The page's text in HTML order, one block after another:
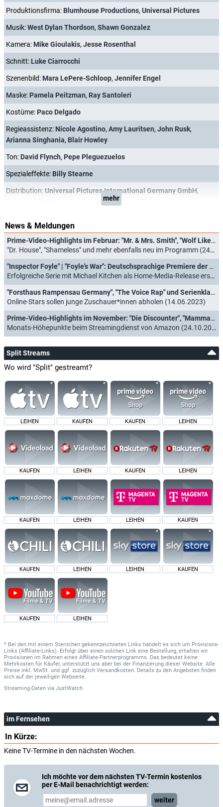
Produktionsfirma: Blumhouse Productions, Universal Pictures
Musik:West Dylan Thordson, Shawn Gonzalez
Kamera: Mike Gioulakis, Jesse Rosenthal
Schnitt: Luke Ciarrocchi
Szenenbild: Mara LePere-Schloop, Jennifer Engel
Maske: Pamela Peitzman, Ray Santoleri
Kostüme: Paco Delgado
Regieassistenz: Nicole Agostino, Amy Lauritsen, John Rusk,
Arianna Singhania, Blair Howley
Ton: David Flynch, Pepe Pleguezuelos
Spezialeffekte: Billy Stearne
Distribution:Universal Pictures International Germany GmbH,
Universal Pictures International,Universal Pictures
mehr
News & Meldungen
Prime-Video-Highlights im Februar: "Mr. & Mrs. Smith", "Wolf Like Me" und "Teddy Teclebrhan Show"
"Dr. House", "Shameless" und mehr ebenfalls neu im Programm (24.01.2024)
"Inspector Foyle" | "Foyle's War": Deutschsprachige Premiere der ausgezeichneten britischen Retro-Krimiserie
Erfolgreiche Serie mit Michael Kitchen als Home-Media-Release erschienen (10.11.2023)
"Forsthaus Rampensau Germany", "The Voice Rap" und Serienklassiker zum Bingen: Joyn Programm-Highlights 2023/24
Online-Stars sollen junge Zuschauer*innen abholen (14.06.2023)
Prime-Video-Highlights im November: "Die Discounter", "Mammals" und "Love Addicts"
Monats-Höhepunkte beim Streamingdienst von Amazon (24.10.2022)
Split Streams
Wo wird "Split" gestreamt?
LEIHEN KAUFEN KAUFEN LEIHEN
KAUFEN LEIHEN KAUFEN LEIHEN
KAUFEN LEIHEN LEIHEN KAUFEN
KAUFEN LEIHEN LEIHEN KAUFEN
KAUFEN LEIHEN
* Bei den mit einem Sternchen gekennzeichneten Links handelt es sich um Provisions-
Links (Affiliate-Links). Erfolgt über einen solchen Link eine Bestellung, erhalten wir
Provisionen im Rahmen eines Affiliate-Partnerprogramms. Das bedeutet keine
Mehrkosten für Käufer, unterstützt uns aber bei der Finanzierung dieser Website. Alle
Preise inkl. MwSt. und ggf. zuzüglich Versandkosten. Details zu den Angeboten finden
sich auf der jeweiligen Webseite.
Streaming-Daten via JustWatch.
im Fernsehen
In Kürze:
Keine TV-Termine in den nächsten Wochen.
Ich möchte vor dem nächsten TV-Termin kostenlos
per E-Mail benachrichtigt werden:
weiter